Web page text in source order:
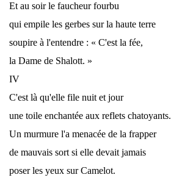
Et au soir le faucheur fourbu
qui empile les gerbes sur la haute terre
soupire à l'entendre : « C'est la fée,
la Dame de Shalott. »
IV
C'est là qu'elle file nuit et jour
une toile enchantée aux reflets chatoyants.
Un murmure l'a menacée de la frapper
de mauvais sort si elle devait jamais
poser les yeux sur Camelot.